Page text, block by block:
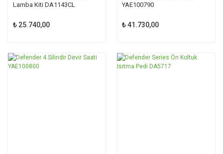
Lamba Kiti DA1143CL
₺ 25.740,00
YAE100790
₺ 41.730,00